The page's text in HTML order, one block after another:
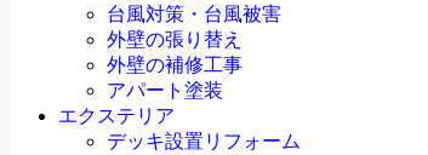
台風対策・台風被害
外壁の張り替え
外壁の補修工事
アパート塗装
エクステリア
デッキ設置リフォーム